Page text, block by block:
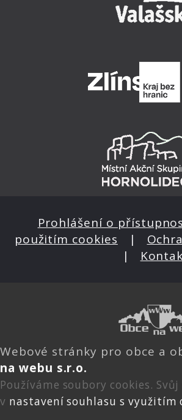
Prohlášení o
použitím cookies |
|
Webové stránky pro obce a
na webu s.r.o.
Používáme soubory cookies.
v nastavení souhlasu s využitím